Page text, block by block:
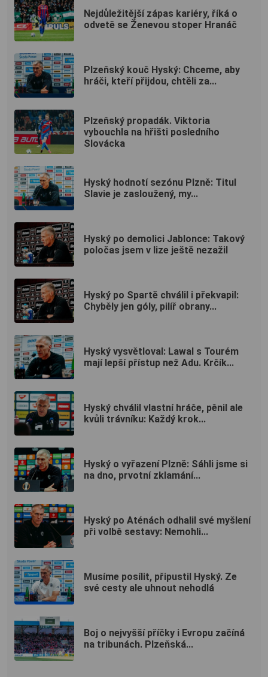
Nejdůležitější zápas kariéry, říká o
odvetě se Ženevou stoper Hranáč
Plzeňský kouč Hyský: Chceme, aby
hráči, kteří přijdou, chtěli za...
Plzeňský propadák. Viktoria
vybouchla na hřišti posledního
Slovácka
Hyský hodnotí sezónu Plzně: Titul
Slavie je zasloužený, my...
Hyský po demolici Jablonce: Takový
poločas jsem v lize ještě nezažil
Hyský po Spartě chválil i překvapil:
Chyběly jen góly, pilíř obrany...
Hyský vysvětloval: Lawal s Tourém
mají lepší přístup než Adu. Krčík...
Hyský chválil vlastní hráče, pěnil ale
kvůli trávníku: Každý krok...
Hyský o vyřazení Plzně: Sáhli jsme si
na dno, prvotní zklamání...
Hyský po Aténách odhalil své myšlení
při volbě sestavy: Nemohli...
Musíme posílit, připustil Hyský. Ze
své cesty ale uhnout nehodlá
Boj o nejvyšší příčky i Evropu začíná
na tribunách. Plzeňská...